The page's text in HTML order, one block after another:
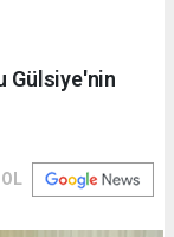
Gülsiye'nin